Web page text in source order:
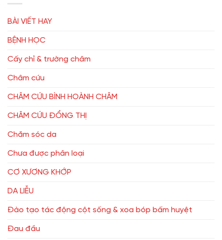
BÀI VIẾT HAY
BỆNH HỌC
Cấy chỉ & trường châm
Châm cứu
CHÂM CỨU BÌNH HOÀNH CHÂM
CHÂM CỨU ĐỔNG THỊ
Chăm sóc da
Chưa được phân loại
CƠ XƯƠNG KHỚP
DA LIỄU
Đào tạo tác động cột sống & xoa bóp bấm huyệt
Đau đầu